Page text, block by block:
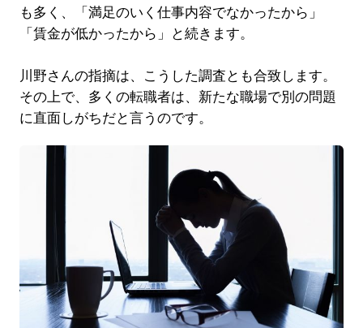
も多く、「満足のいく仕事内容でなかったから」
「賃金が低かったから」と続きます。
川野さんの指摘は、こうした調査とも合致します。
その上で、多くの転職者は、新たな職場で別の問題
に直面しがちだと言うのです。